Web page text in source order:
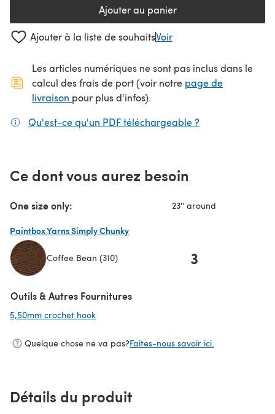
Ajouter au panier
Ajouter à la liste de souhaitsVoir
Les articles numériques ne sont pas inclus dans le
calcul des frais de port (voir notre page de
livraison (s'ouvre dans un nouvel onglet)
pour plus d'infos).
Qu'est-ce qu'un PDF téléchargeable ?
Ce dont vous aurez besoin
One size only: 23'' around
Paintbox Yarns Simply Chunky
Coffee Bean (310) 3
Outils & Autres Fournitures
5,50mm crochet hook
Quelque chose ne va pas?Faites-nous savoir ici.
Détails du produit